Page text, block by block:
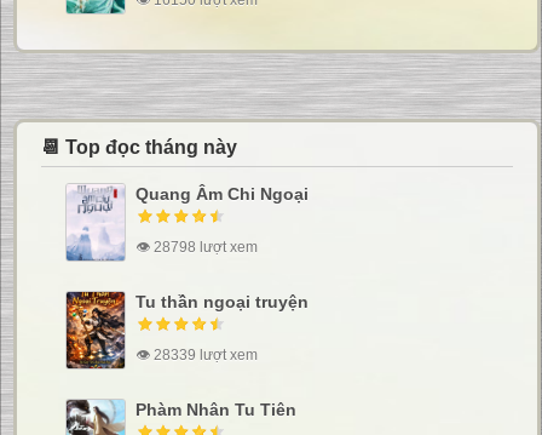
📆 Top đọc tháng này
Quang Âm Chi Ngoại
👁 28798 lượt xem
Tu thần ngoại truyện
👁 28339 lượt xem
Phàm Nhân Tu Tiên